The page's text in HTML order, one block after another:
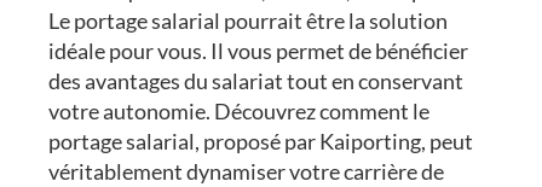
Le portage salarial pourrait être la solution
idéale pour vous. Il vous permet de bénéficier
des avantages du salariat tout en conservant
votre autonomie. Découvrez comment le
portage salarial, proposé par Kaiporting, peut
véritablement dynamiser votre carrière de